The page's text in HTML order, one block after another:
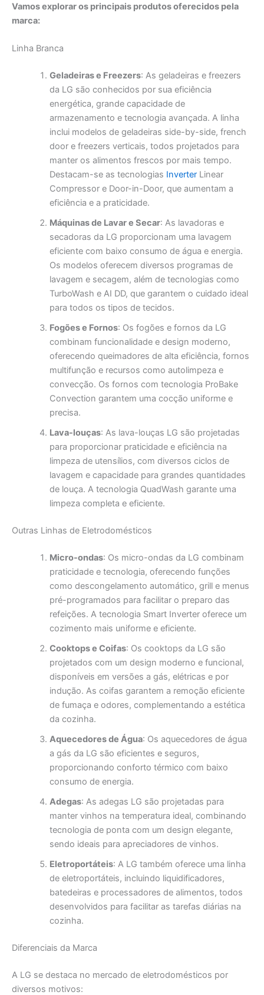
Vamos explorar os principais produtos oferecidos pela
marca:
Linha Branca
Geladeiras e Freezers: As geladeiras e freezers
da LG são conhecidos por sua eficiência
energética, grande capacidade de
armazenamento e tecnologia avançada. A linha
inclui modelos de geladeiras side-by-side, french
door e freezers verticais, todos projetados para
manter os alimentos frescos por mais tempo.
Destacam-se as tecnologias InverterLinear
Compressor e Door-in-Door, que aumentam a
eficiência e a praticidade.
Máquinas de Lavar e Secar: As lavadoras e
secadoras da LG proporcionam uma lavagem
eficiente com baixo consumo de água e energia.
Os modelos oferecem diversos programas de
lavagem e secagem, além de tecnologias como
TurboWash e AI DD, que garantem o cuidado ideal
para todos os tipos de tecidos.
Fogões e Fornos: Os fogões e fornos da LG
combinam funcionalidade e design moderno,
oferecendo queimadores de alta eficiência, fornos
multifunção e recursos como autolimpeza e
convecção. Os fornos com tecnologia ProBake
Convection garantem uma cocção uniforme e
precisa.
Lava-louças: As lava-louças LG são projetadas
para proporcionar praticidade e eficiência na
limpeza de utensílios, com diversos ciclos de
lavagem e capacidade para grandes quantidades
de louça. A tecnologia QuadWash garante uma
limpeza completa e eficiente.
Outras Linhas de Eletrodomésticos
Micro-ondas: Os micro-ondas da LG combinam
praticidade e tecnologia, oferecendo funções
como descongelamento automático, grill e menus
pré-programados para facilitar o preparo das
refeições. A tecnologia Smart Inverter oferece um
cozimento mais uniforme e eficiente.
Cooktops e Coifas: Os cooktops da LG são
projetados com um design moderno e funcional,
disponíveis em versões a gás, elétricas e por
indução. As coifas garantem a remoção eficiente
de fumaça e odores, complementando a estética
da cozinha.
Aquecedores de Água: Os aquecedores de água
a gás da LG são eficientes e seguros,
proporcionando conforto térmico com baixo
consumo de energia.
Adegas: As adegas LG são projetadas para
manter vinhos na temperatura ideal, combinando
tecnologia de ponta com um design elegante,
sendo ideais para apreciadores de vinhos.
Eletroportáteis: A LG também oferece uma linha
de eletroportáteis, incluindo liquidificadores,
batedeiras e processadores de alimentos, todos
desenvolvidos para facilitar as tarefas diárias na
cozinha.
Diferenciais da Marca
A LG se destaca no mercado de eletrodomésticos por
diversos motivos: